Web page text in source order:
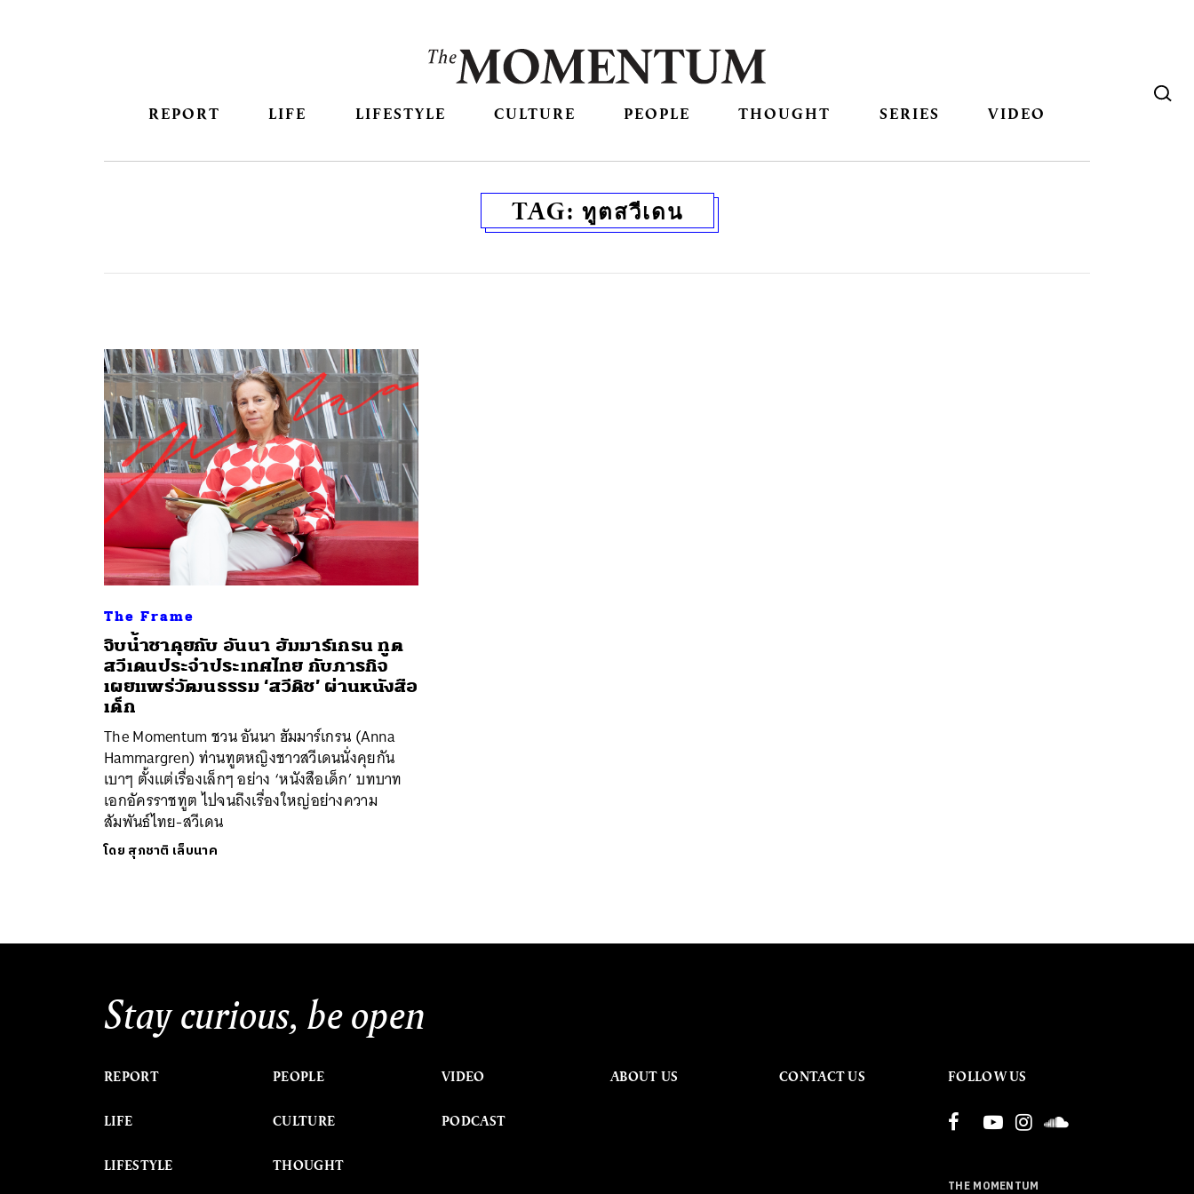
REPORT LIFE LIFESTYLE CULTURE PEOPLE THOUGHT SERIES VIDEO
TAG: ทูตสวีเดน
The Frame
จิบน้ำชาคุยกับ อันนา ฮัมมาร์เกรน ทูต
สวีเดนประจำประเทศไทย กับภารกิจ
เผยแพร่วัฒนธรรม ‘สวีดิช’ ผ่านหนังสือ
เด็ก
The Momentum ชวน อันนา ฮัมมาร์เกรน (Anna
Hammargren) ท่านทูตหญิงชาวสวีเดนนั่งคุยกัน
เบาๆ ตั้งแต่เรื่องเล็กๆ อย่าง ‘หนังสือเด็ก’ บทบาท
เอกอัครราชทูต ไปจนถึงเรื่องใหญ่อย่างความ
สัมพันธ์ไทย-สวีเดน
โดย สุภชาติ เล็บนาค
Stay curious, be open
REPORT
LIFE
LIFESTYLE
PEOPLE
CULTURE
THOUGHT
VIDEO
PODCAST
ABOUT US CONTACT US FOLLOW US
THE MOMENTUM
ค้นหา